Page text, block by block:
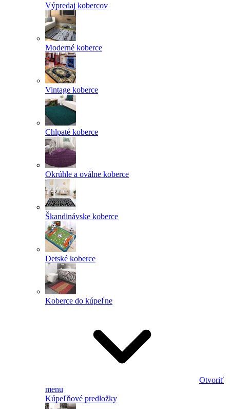
Výpredaj kobercov
Moderné koberce
Vintage koberce
Chlpaté koberce
Okrúhle a oválne koberce
Škandinávske koberce
Detské koberce
Koberce do kúpeľne
Otvoriť
menu
Kúpeľňové predložky